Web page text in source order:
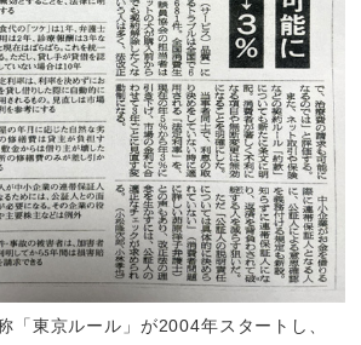
「東京ルール」が2004年スタートし、